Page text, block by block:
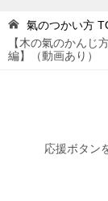
氣のつかい方
【木の氣のかんじ
編】（動画あり）
応援ボタン